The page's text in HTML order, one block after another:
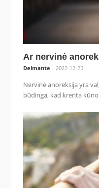
Ar nervinė
Deimante 2022-12-25
Nervinė anoreksija yra
būdinga, kad krenta